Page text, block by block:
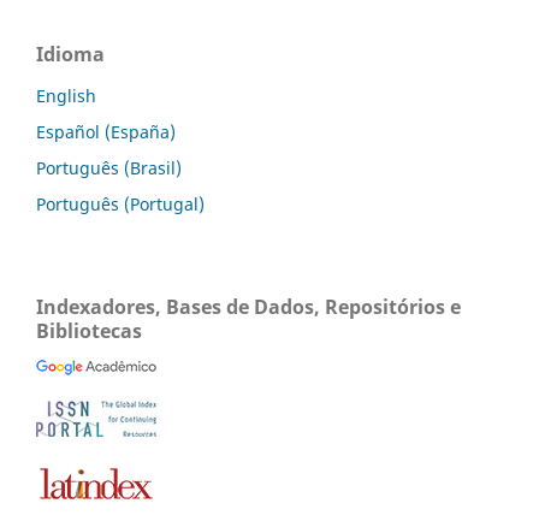
Idioma
English
Español (España)
Português (Brasil)
Português (Portugal)
Indexadores, Bases de Dados, Repositórios e
Bibliotecas